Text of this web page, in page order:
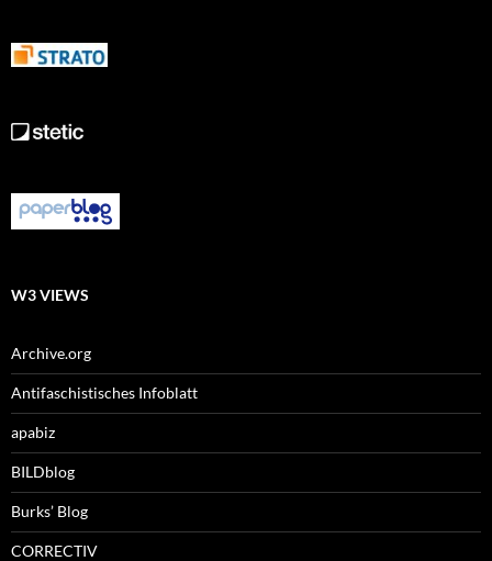
W3 VIEWS
Archive.org
Antifaschistisches Infoblatt
apabiz
BILDblog
Burks’ Blog
CORRECTIV